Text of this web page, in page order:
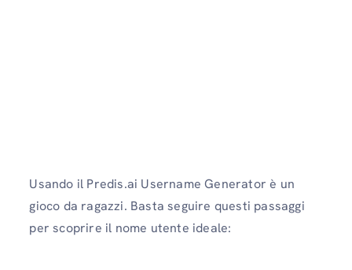
Usando il Predis.ai Username Generator è un
gioco da ragazzi. Basta seguire questi passaggi
per scoprire il nome utente ideale: